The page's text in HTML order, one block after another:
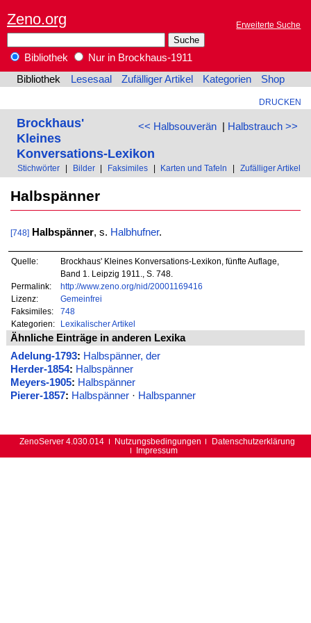
Zeno.org Erweiterte Suche
Bibliothek
Nur in Brockhaus-1911
Bibliothek
Lesesaal Zufälliger Artikel Kategorien Shop
DRUCKEN
<< Halbsouverän| Halbstrauch >>
Brockhaus'
Kleines
Konversations-Lexikon
Stichwörter Bilder Faksimiles Karten und Tafeln Zufälliger Artikel
Halbspänner
[748] Halbspänner, s. Halbhufner.
Quelle:
Brockhaus' Kleines Konversations-Lexikon, fünfte Auflage,
Band 1. Leipzig 1911., S. 748.
Permalink:
http://www.zeno.org/nid/20001169416
Lizenz:
Gemeinfrei
Faksimiles:
748
Kategorien:
Lexikalischer Artikel
Ähnliche Einträge in anderen Lexika
Adelung-1793: Halbspänner, der
Herder-1854: Halbspänner
Meyers-1905: Halbspänner
Pierer-1857: Halbspänner· Halbspanner
ZenoServer 4.030.014 Nutzungsbedingungen
Datenschutzerklärung
Impressum